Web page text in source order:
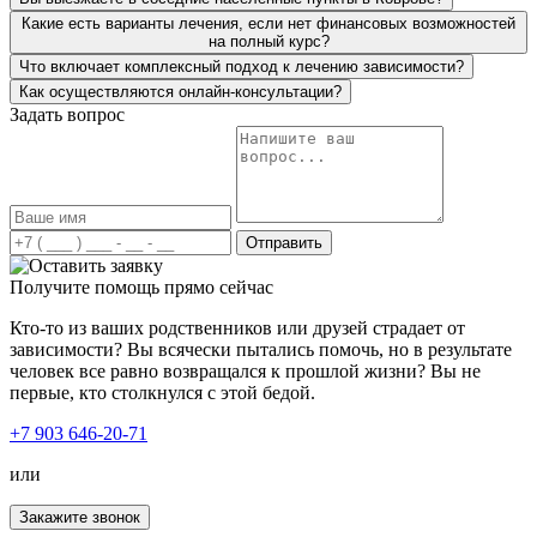
реабилитации, как сам говорит, что на столько легко и
понятно ему не было нигде. Очень важно, что у вас есть
пожизненная поддержка! Ещё раз огромное вам
спасибо!
Лечение наркомании в вашей клинике стало огромным
прорывом для нас. Мой сын больше двух лет
употреблял курительные вещества и ни хотел
признавать свою проблему. Решившись отправить его к
поддержку. Был подобран индивидуальный план
лечения, учитывая все особенности моего сына.
Благодаря вашему профессионализму, сын трезвый и
полон сил менять свою жизнь дальше.
Какие есть варианты лечения, если нет финансовых возможностей
на полный курс?
Что включает комплексный подход к лечению зависимости?
Как осуществляются онлайн-консультации?
Задать вопрос
Отправить
Получите помощь прямо сейчас
Кто-то из ваших родственников или друзей страдает от
зависимости? Вы всячески пытались помочь, но в результате
человек все равно возвращался к прошлой жизни? Вы не
первые, кто столкнулся с этой бедой.
+7 903 646-20-71
или
Закажите звонок